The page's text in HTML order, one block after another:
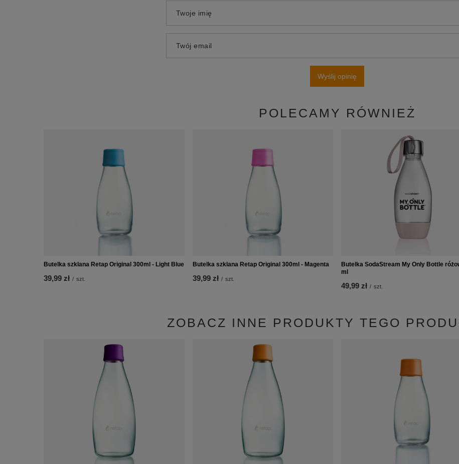
Twoje imię
Twój email
Wyślij opinię
POLECAMY RÓWNIEŻ
Butelka szklana Retap Original 300ml - Light Blue
39,99 zł / szt.
Butelka szklana Retap Original 300ml - Magenta
39,99 zł / szt.
Butelka SodaStream My Only Bottle
ml
49,99 zł / szt.
ZOBACZ INNE PRODUKTY TEGO